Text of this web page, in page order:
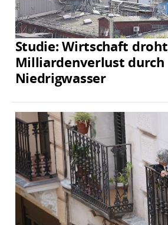
Studie: Wirtschaft droht
Milliardenverlust durch
Niedrigwasser